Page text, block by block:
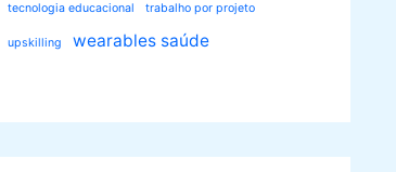
tecnologia educacional trabalho por projeto
upskilling wearables saúde